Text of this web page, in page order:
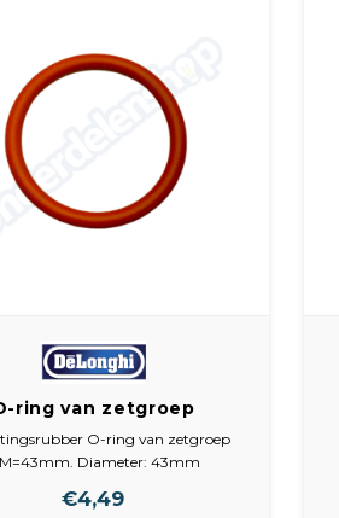
ring van zetgroep
oa : Delonghi
O-ring van zetgroep
Diameter: 43mm
45 x 45 x 4 mm
€4,49